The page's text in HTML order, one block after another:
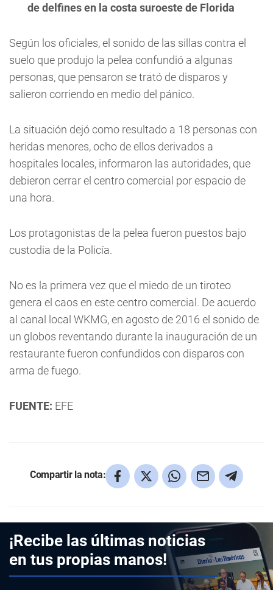
de delfines en la costa suroeste de Florida
Según los oficiales, el sonido de las sillas contra el
suelo que produjo la pelea confundió a algunas
personas, que pensaron se trató de disparos y
salieron corriendo en medio del pánico.
La situación dejó como resultado a 18 personas con
heridas menores, ocho de ellos derivados a
hospitales locales, informaron las autoridades, que
debieron cerrar el centro comercial por espacio de
una hora.
Los protagonistas de la pelea fueron puestos bajo
custodia de la Policía.
No es la primera vez que el miedo de un tiroteo
genera el caos en este centro comercial. De acuerdo
al canal local WKMG, en agosto de 2016 el sonido de
un globos reventando durante la inauguración de un
restaurante fueron confundidos con disparos con
arma de fuego.
FUENTE: EFE
Compartir la nota:
¡Recibe las últimas noticias
en tus propias manos!